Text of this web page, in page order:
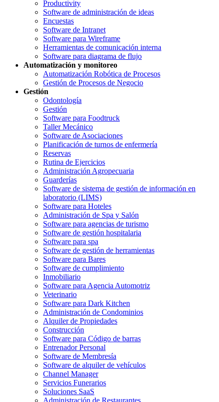
Productivity
Software de administración de ideas
Encuestas
Software de Intranet
Software para Wireframe
Herramientas de comunicación interna
Software para diagrama de flujo
Automatización y monitoreo
Automatización Robótica de Procesos
Gestión de Procesos de Negocio
Gestión
Odontología
Gestión
Software para Foodtruck
Taller Mecánico
Software de Asociaciones
Planificación de turnos de enfermería
Reservas
Rutina de Ejercicios
Administración Agropecuaria
Guarderías
Software de sistema de gestión de información en
laboratorio (LIMS)
Software para Hoteles
Administración de Spa y Salón
Software para agencias de turismo
Software de gestión hospitalaria
Software para spa
Software de gestión de herramientas
Software para Bares
Software de cumplimiento
Inmobiliario
Software para Agencia Automotriz
Veterinario
Software para Dark Kitchen
Administración de Condominios
Alquiler de Propiedades
Construcción
Software para Código de barras
Entrenador Personal
Software de Membresía
Software de alquiler de vehículos
Channel Manager
Servicios Funerarios
Soluciones SaaS